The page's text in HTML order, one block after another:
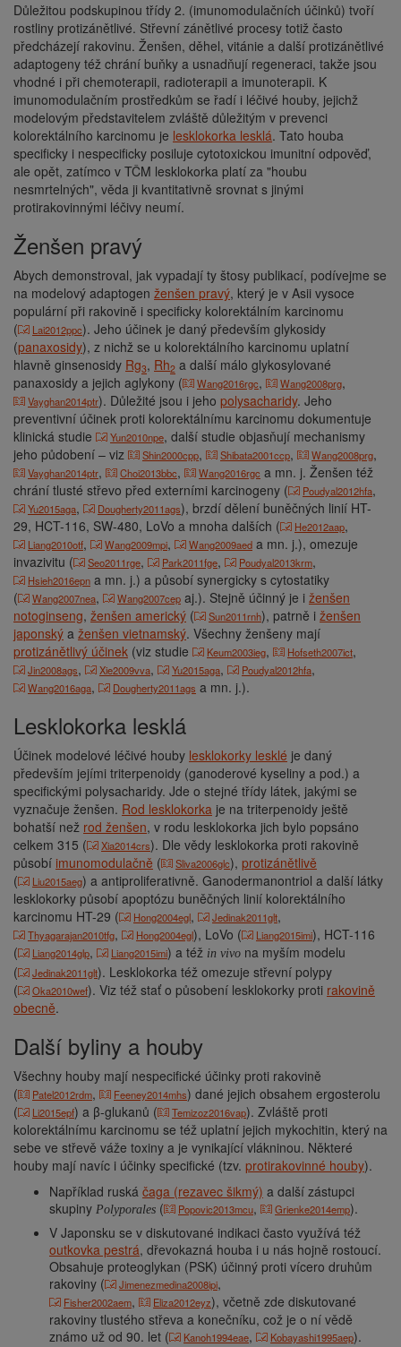
Důležitou podskupinou třídy 2. (imunomodulačních účinků) tvoří
rostliny protizánětlivé. Střevní zánětlivé procesy totiž často
předcházejí rakovinu. Ženšen, děhel, vitánie a další protizánětlivé
adaptogeny též chrání buňky a usnadňují regeneraci, takže jsou
vhodné i při chemoterapii, radioterapii a imunoterapii. K
imunomodulačním prostředkům se řadí i léčivé houby, jejichž
modelovým představitelem zvláště důležitým v prevenci
kolorektálního karcinomu je lesklokorka lesklá. Tato houba
specificky i nespecificky posiluje cytotoxickou imunitní odpověď,
ale opět, zatímco v TČM lesklokorka platí za "houbu
nesmrtelných", věda ji kvantitativně srovnat s jinými
protirakovinnými léčivy neumí.
Ženšen pravý
Abych demonstroval, jak vypadají ty štosy publikací, podívejme se
na modelový adaptogen ženšen pravý, který je v Asii vysoce
populární při rakovině i specificky kolorektálním karcinomu
(
Lai2012ppc). Jeho účinek je daný především glykosidy
(panaxosidy), z nichž se u kolorektálního karcinomu uplatní
hlavně ginsenosidy Rg3, Rh2 a další málo glykosylované
panaxosidy a jejich aglykony (
Wang2016rgc, Wang2008prg,
Vayghan2014ptr). Důležité jsou i jeho polysacharidy. Jeho
preventivní účinek proti kolorektálnímu karcinomu dokumentuje
klinická studie
Yun2010npe, další studie objasňují mechanismy
jeho půdobení – viz
Shin2000cpp, Shibata2001ccp, Wang2008prg,
Vayghan2014ptr, Choi2013bbc, Wang2016rgc a mn. j. Ženšen též
chrání tlusté střevo před externími karcinogeny (
Poudyal2012hfa,
Yu2015aga, Dougherty2011ags), brzdí dělení buněčných linií HT-
29, HCT-116, SW-480, LoVo a mnoha dalších (
He2012aap,
Liang2010otf, Wang2009mpi, Wang2009aed a mn. j.), omezuje
invazivitu (
Seo2011rge, Park2011fge, Poudyal2013krm,
Hsieh2016epn a mn. j.) a působí synergicky s cytostatiky
(
Wang2007nea, Wang2007cep aj.). Stejně účinný je i ženšen
notoginseng, ženšen americký ( Sun2011rnh), patrně i ženšen
japonský a ženšen vietnamský. Všechny ženšeny mají
protizánětlivý účinek (viz studie Keum2003ieg, Hofseth2007ict,
Jin2008ags, Xie2009vva, Yu2015aga, Poudyal2012hfa,
Wang2016aga, Dougherty2011ags a mn. j.).
Lesklokorka lesklá
Účinek modelové léčivé houby lesklokorky lesklé je daný
především jejími triterpenoidy (ganoderové kyseliny a pod.) a
specifickými polysacharidy. Jde o stejné třídy látek, jakými se
vyznačuje ženšen. Rod lesklokorka je na triterpenoidy ještě
bohatší než rod ženšen, v rodu lesklokorka jich bylo popsáno
celkem 315 (
Xia2014crs). Dle vědy lesklokorka proti rakovině
působí imunomodulačně ( Sliva2006glc), protizánětlivě
(
Liu2015aeg) a antiproliferativně. Ganodermanontriol a další látky
lesklokorky působí apoptózu buněčných linií kolorektálního
karcinomu HT-29 (
Hong2004egl, Jedinak2011glt,
Thyagarajan2010tfg, Hong2004egl), LoVo ( Liang2015imi), HCT-116
(
Liang2014glp, Liang2015imi) a též in vivo na myším modelu
(
Jedinak2011glt). Lesklokorka též omezuje střevní polypy
(
Oka2010wef). Viz též stať o působení lesklokorky proti rakovině
obecně.
Další byliny a houby
Všechny houby mají nespecifické účinky proti rakovině
(
Patel2012rdm, Feeney2014mhs) dané jejich obsahem ergosterolu
(
Li2015epf) a β-glukanů ( Temizoz2016vap). Zvláště proti
kolorektálnímu karcinomu se též uplatní jejich mykochitin, který na
sebe ve střevě váže toxiny a je vynikající vlákninou. Některé
houby mají navíc i účinky specifické (tzv. protirakovinné houby).
Například ruská čaga (rezavec šikmý) a další zástupci
skupiny Polyporales ( Popovic2013mcu, Grienke2014emp).
V Japonsku se v diskutované indikaci často využívá též
outkovka pestrá, dřevokazná houba i u nás hojně rostoucí.
Obsahuje proteoglykan (PSK) účinný proti vícero druhům
rakoviny (
Jimenezmedina2008ipi,
Fisher2002aem, Eliza2012eyz), včetně zde diskutované
rakoviny tlustého střeva a konečníku, což je o ní vědě
známo už od 90. let (
Kanoh1994eae, Kobayashi1995aep).